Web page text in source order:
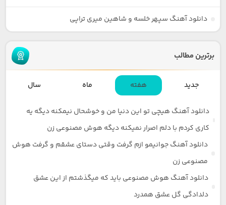
دانلود آهنگ سپهر خلسه و شاهین میری تراپی
برترین مطالب
جدید هفته ماه سال
دانلود آهنگ هیچی تو این دنیا من و خوشحال نیمکنه دیگه یه
کاری کردم با دلم اصرار نمیکنه دیگه هوش مصنوعی زن
دانلود آهنگ جوانیمو ازم گرفت وقتی دستای عشقم و گرفت هوش
مصنوعی زن
دانلود آهنگ هوش مصنوعی باید که میگذشتم از این عشق
دلدادگی گل عشق همدرد